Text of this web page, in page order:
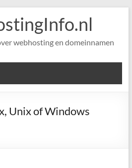
webhosting en domeinnamen
Unix of Windows